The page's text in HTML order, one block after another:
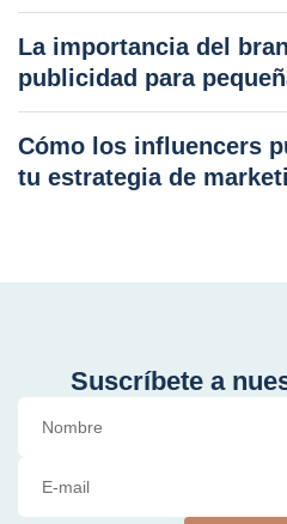
La importancia del
publicidad para
Cómo los influencers
tu estrategia de
Suscríbete a